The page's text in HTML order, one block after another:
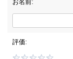
お名前:
評価: